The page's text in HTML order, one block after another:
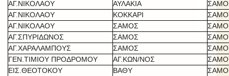
ΑΓ.ΝΙΚΟΛΑΟΥ
ΑΥΛΑΚΙΑ
ΑΓ.ΝΙΚΟΛΑΟΥ
ΚΟΚΚΑΡΙ
ΑΓ.ΝΙΚΟΛΑΟΥ
ΣΑΜΟΣ
ΑΓ.ΣΠΥΡΙΔΩΝΟΣ
ΣΑΜΟΣ
ΑΓ.ΧΑΡΑΛΑΜΠΟΥΣ
ΣΑΜΟΣ
ΓΕΝ.ΤΙΜΙΟΥ ΠΡΟΔΡΟΜΟΥ
ΑΓ.ΚΩΝ/ΝΟΣ
ΕΙΣ.ΘΕΟΤΟΚΟΥ
ΒΑΘΥ